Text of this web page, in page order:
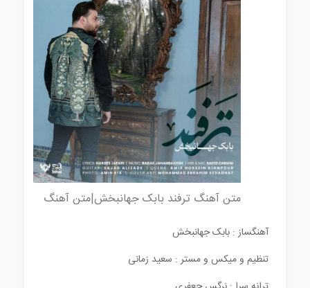
متن آهنگ ترفند بابک جهانبخش|متن آهنگ
آهنگساز : بابک جهانبخش
تنظیم و میکس و مستر : سعید زمانی